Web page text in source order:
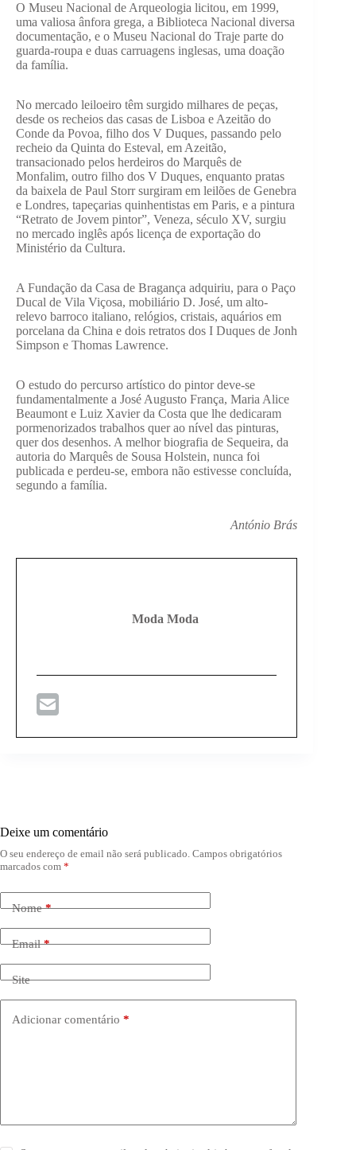
O Museu Nacional de Arqueologia licitou, em 1999,
uma valiosa ânfora grega, a Biblioteca Nacional diversa
documentação, e o Museu Nacional do Traje parte do
guarda-roupa e duas carruagens inglesas, uma doação
da família.
No mercado leiloeiro têm surgido milhares de peças,
desde os recheios das casas de Lisboa e Azeitão do
Conde da Povoa, filho dos V Duques, passando pelo
recheio da Quinta do Esteval, em Azeitão,
transacionado pelos herdeiros do Marquês de
Monfalim, outro filho dos V Duques, enquanto pratas
da baixela de Paul Storr surgiram em leilões de Genebra
e Londres, tapeçarias quinhentistas em Paris, e a pintura
“Retrato de Jovem pintor”, Veneza, século XV, surgiu
no mercado inglês após licença de exportação do
Ministério da Cultura.
A Fundação da Casa de Bragança adquiriu, para o Paço
Ducal de Vila Viçosa, mobiliário D. José, um alto-
relevo barroco italiano, relógios, cristais, aquários em
porcelana da China e dois retratos dos I Duques de Jonh
Simpson e Thomas Lawrence.
O estudo do percurso artístico do pintor deve-se
fundamentalmente a José Augusto França, Maria Alice
Beaumont e Luiz Xavier da Costa que lhe dedicaram
pormenorizados trabalhos quer ao nível das pinturas,
quer dos desenhos. A melhor biografia de Sequeira, da
autoria do Marquês de Sousa Holstein, nunca foi
publicada e perdeu-se, embora não estivesse concluída,
segundo a família.
António Brás
Moda Moda
Deixe um comentário
O seu endereço de email não será publicado. Campos obrigatórios
marcados com *
Nome*
Email*
Site
Adicionar comentário *